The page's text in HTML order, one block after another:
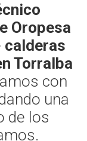
Oropesa
calderas
Torralba
con
una
de los